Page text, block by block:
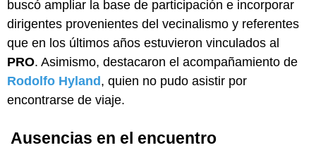
buscó ampliar la base de participación e incorporar
dirigentes provenientes del vecinalismo y referentes
que en los últimos años estuvieron vinculados al
PRO. Asimismo, destacaron el acompañamiento de
Rodolfo Hyland, quien no pudo asistir por
encontrarse de viaje.
Ausencias en el encuentro